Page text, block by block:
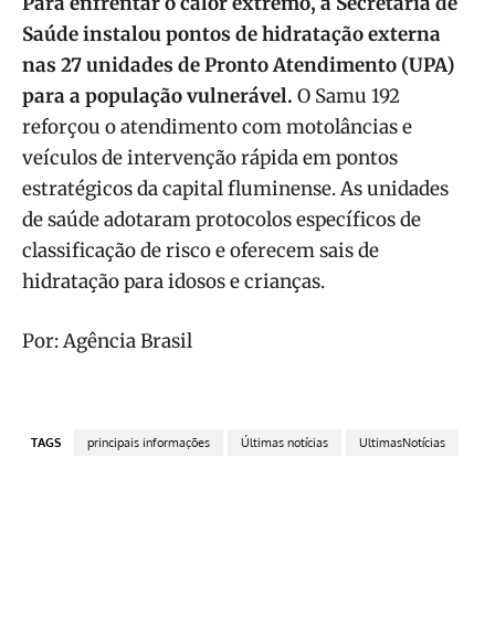
Saúde instalou pontos de hidratação externa
nas 27 unidades de Pronto Atendimento (UPA)
para a população vulnerável. O Samu 192
reforçou o atendimento com motolâncias e
veículos de intervenção rápida em pontos
estratégicos da capital fluminense. As unidades
de saúde adotaram protocolos específicos de
classificação de risco e oferecem sais de
hidratação para idosos e crianças.
Por: Agência Brasil
TAGS principais informações Últimas notícias UltimasNotícias